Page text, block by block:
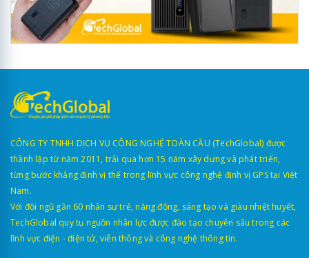
CÔNG TY TNHH DỊCH VỤ CÔNG NGHỆ TOÀN CẦU (TechGlobal) được
thành lập từ năm 2011, trải qua hơn 15 năm xây dựng và phát triển,
từng bước khẳng định vị thế trong lĩnh vực công nghệ định vị GPS tại Việt
Nam.
Với đội ngũ gần 60 nhân sự trẻ, năng động, sáng tạo và giàu nhiệt huyết,
TechGlobal quy tụ nguồn nhân lực được đào tạo chuyên sâu trong các
lĩnh vực điện - điện tử, viễn thông và công nghệ thông tin.